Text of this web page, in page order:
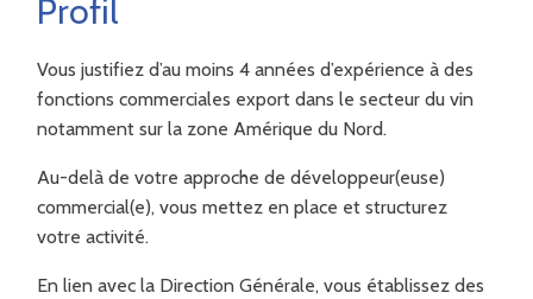
Profil
Vous justifiez d’au moins 4 années d’expérience à des
fonctions commerciales export dans le secteur du vin
notamment sur la zone Amérique du Nord.
Au-delà de votre approche de développeur(euse)
commercial(e), vous mettez en place et structurez
votre activité.
En lien avec la Direction Générale, vous établissez des